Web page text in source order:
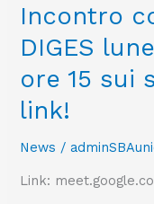
tesi
di
Laurea
o
dottorato
o
manoscritti
Incontro
DIGES
ore 15 sui
link!
News /
Link:
Incontro
Dottorandi
del
DIGES
14
novembre